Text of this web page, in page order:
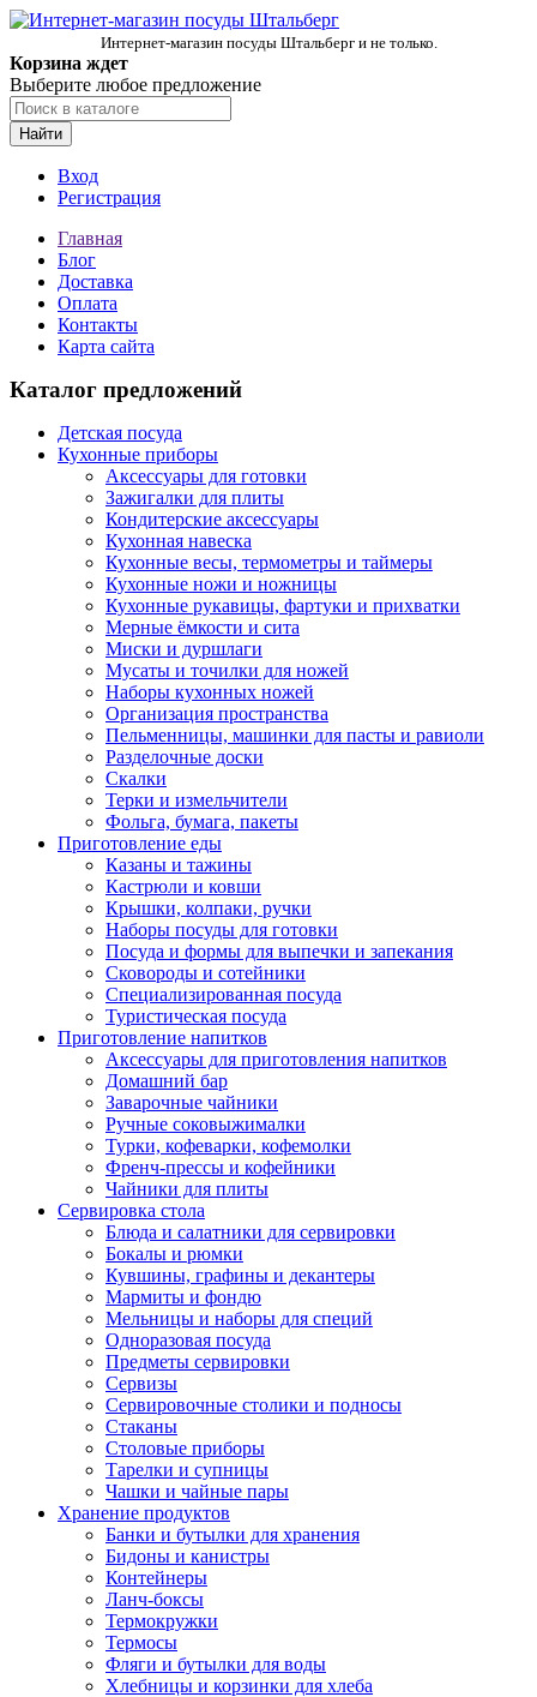
Интернет-магазин посуды Штальберг и не только.
Корзина ждет
Выберите любое предложение
Найти
Вход
Регистрация
Главная
Блог
Доставка
Оплата
Контакты
Карта сайта
Каталог предложений
Детская посуда
Кухонные приборы
Аксессуары для готовки
Зажигалки для плиты
Кондитерские аксессуары
Кухонная навеска
Кухонные весы, термометры и таймеры
Кухонные ножи и ножницы
Кухонные рукавицы, фартуки и прихватки
Мерные ёмкости и сита
Миски и дуршлаги
Мусаты и точилки для ножей
Наборы кухонных ножей
Организация пространства
Пельменницы, машинки для пасты и равиоли
Разделочные доски
Скалки
Терки и измельчители
Фольга, бумага, пакеты
Приготовление еды
Казаны и тажины
Кастрюли и ковши
Крышки, колпаки, ручки
Наборы посуды для готовки
Посуда и формы для выпечки и запекания
Сковороды и сотейники
Специализированная посуда
Туристическая посуда
Приготовление напитков
Аксессуары для приготовления напитков
Домашний бар
Заварочные чайники
Ручные соковыжималки
Турки, кофеварки, кофемолки
Френч-прессы и кофейники
Чайники для плиты
Сервировка стола
Блюда и салатники для сервировки
Бокалы и рюмки
Кувшины, графины и декантеры
Мармиты и фондю
Мельницы и наборы для специй
Одноразовая посуда
Предметы сервировки
Сервизы
Сервировочные столики и подносы
Стаканы
Столовые приборы
Тарелки и супницы
Чашки и чайные пары
Хранение продуктов
Банки и бутылки для хранения
Бидоны и канистры
Контейнеры
Ланч-боксы
Термокружки
Термосы
Фляги и бутылки для воды
Хлебницы и корзинки для хлеба